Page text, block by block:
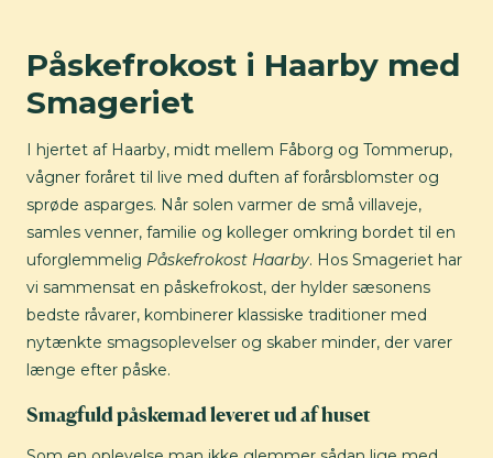
Påskefrokost i Haarby med
Smageriet
I hjertet af Haarby, midt mellem Fåborg og Tommerup,
vågner foråret til live med duften af forårsblomster og
sprøde asparges. Når solen varmer de små villaveje,
samles venner, familie og kolleger omkring bordet til en
uforglemmelig Påskefrokost Haarby. Hos Smageriet har
vi sammensat en påskefrokost, der hylder sæsonens
bedste råvarer, kombinerer klassiske traditioner med
nytænkte smagsoplevelser og skaber minder, der varer
længe efter påske.
Smagfuld påskemad leveret ud af huset